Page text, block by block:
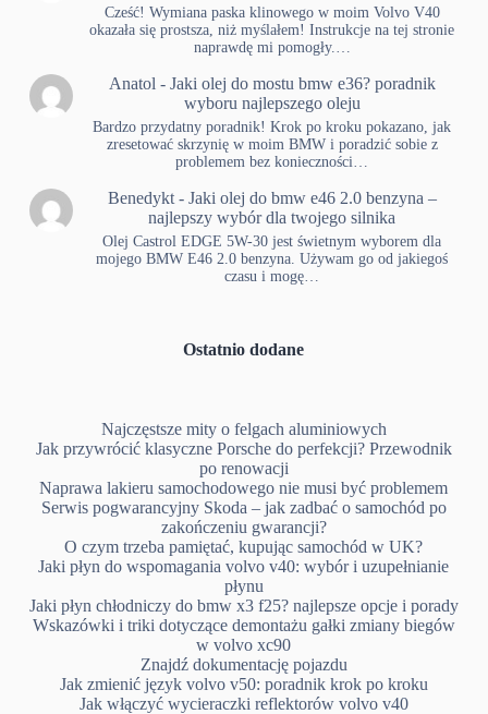
Cześć! Wymiana paska klinowego w moim Volvo V40
okazała się prostsza, niż myślałem! Instrukcje na tej stronie
naprawdę mi pomogły.…
Anatol - Jaki olej do mostu bmw e36? poradnik
wyboru najlepszego oleju
Bardzo przydatny poradnik! Krok po kroku pokazano, jak
zresetować skrzynię w moim BMW i poradzić sobie z
problemem bez konieczności…
Benedykt- Jaki olej do bmw e46 2.0 benzyna –
najlepszy wybór dla twojego silnika
Olej Castrol EDGE 5W-30 jest świetnym wyborem dla
mojego BMW E46 2.0 benzyna. Używam go od jakiegoś
czasu i mogę…
Ostatnio dodane
Najczęstsze mity o felgach aluminiowych
Jak przywrócić klasyczne Porsche do perfekcji? Przewodnik
po renowacji
Naprawa lakieru samochodowego nie musi być problemem
Serwis pogwarancyjny Skoda – jak zadbać o samochód po
zakończeniu gwarancji?
O czym trzeba pamiętać, kupując samochód w UK?
Jaki płyn do wspomagania volvo v40: wybór i uzupełnianie
płynu
Jaki płyn chłodniczy do bmw x3 f25? najlepsze opcje i porady
Wskazówki i triki dotyczące demontażu gałki zmiany biegów
w volvo xc90
Znajdź dokumentację pojazdu
Jak zmienić język volvo v50: poradnik krok po kroku
Jak włączyć wycieraczki reflektorów volvo v40